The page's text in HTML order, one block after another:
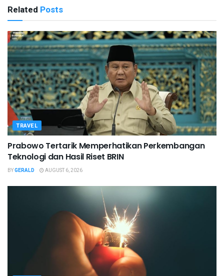
Related Posts
TRAVEL
Prabowo Tertarik Memperhatikan Perkembangan
Teknologi dan Hasil Riset BRIN
BYGERALD AUGUST 6, 2026